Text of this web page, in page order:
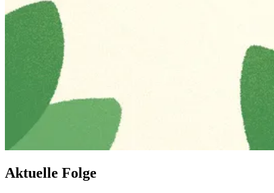
Aktuelle Folge